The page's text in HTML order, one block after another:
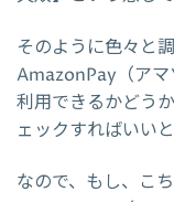
そのように色々と
AmazonPay（アマ
利用できるかどう
ェックすればいい
なので、もし、こ